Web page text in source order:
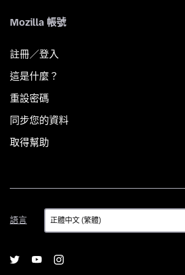
Mozilla 帳號
註冊／登入
這是什麼？
重設密碼
同步您的資料
取得幫助
語言
語
言